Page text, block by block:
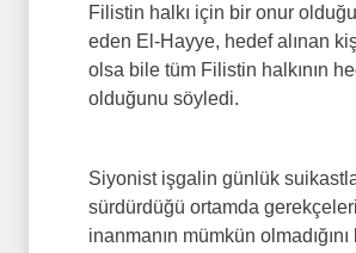
Filistin halkı için bir onur
eden El-Hayye, hedef alınan
olsa bile tüm Filistin halkının
olduğunu söyledi.
Siyonist işgalin günlük
sürdürdüğü ortamda
inanmanın mümkün